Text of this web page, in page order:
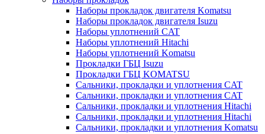
Наборы прокладок двигателя Komatsu
Наборы прокладок двигателя Isuzu
Наборы уплотнений CAT
Наборы уплотнений Hitachi
Наборы уплотнений Komatsu
Прокладки ГБЦ Isuzu
Прокладки ГБЦ KOMATSU
Сальники, прокладки и уплотнения CAT
Сальники, прокладки и уплотнения CAT
Сальники, прокладки и уплотнения Hitachi
Сальники, прокладки и уплотнения Hitachi
Сальники, прокладки и уплотнения Komatsu